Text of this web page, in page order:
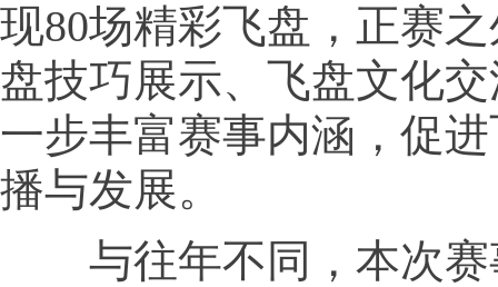
现80场精彩飞盘，正赛
盘技巧展示、飞盘文化
一步丰富赛事内涵，促
播与发展。
与往年不同，本次赛